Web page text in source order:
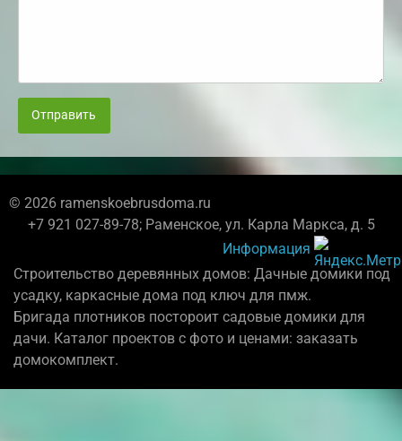
Отправить
© 2026 ramenskoebrusdoma.ru
+7 921 027-89-78; Раменское, ул. Карла Маркса, д. 5
Информация
Строительство деревянных домов: Дачные домики под
усадку, каркасные дома под ключ для пмж.
Бригада плотников постороит садовые домики для
дачи. Каталог проектов с фото и ценами: заказать
домокомплект.